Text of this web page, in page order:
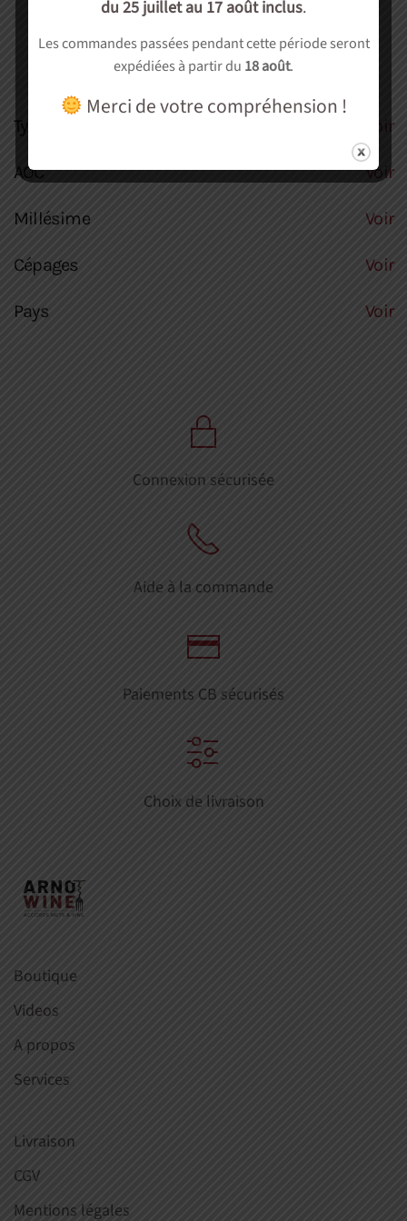
(0)
Soirée dégustation(0)
Type culture Voir
AOC Voir
Millésime Voir
Cépages Voir
Pays Voir
Connexion sécurisée
Aide à la commande
Paiements CB sécurisés
Choix de livraison
Boutique
Videos
A propos
Services
Livraison
CGV
Mentions légales
du 25 juillet au 17 août inclus.
Les commandes passées pendant cette période seront
expédiées à partir du 18 août.
Merci de votre compréhension !